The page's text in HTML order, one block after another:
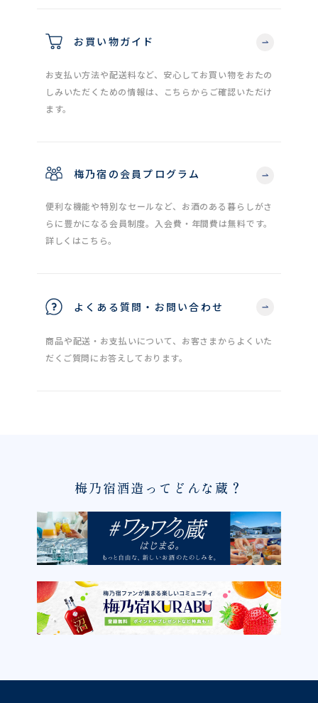
お買い物ガイド
お支払い方法や配送料など、安心してお買い物をおたの
しみいただくための情報は、こちらからご確認いただけ
ます。
梅乃宿の会員プログラム
便利な機能や特別なセールなど、お酒のある暮らしがさ
らに豊かになる会員制度。入会費・年間費は無料です。
詳しくはこちら。
よくある質問・お問い合わせ
商品や配送・お支払いについて、お客さまからよくいた
だくご質問にお答えしております。
梅乃宿酒造ってどんな蔵？